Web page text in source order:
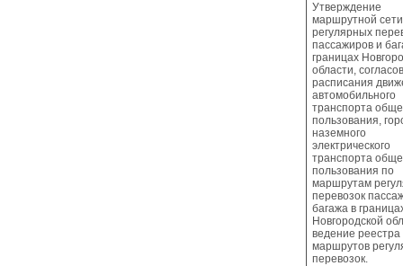
Утверждение
маршрутной сети
регулярных
пассажиров и
границах
области,
расписания
автомобильного
транспорта
пользования,
наземного
электрического
транспорта
пользования по
маршрутам
перевозок
багажа в
Новгородской
ведение реестра
маршрутов
перевозок.